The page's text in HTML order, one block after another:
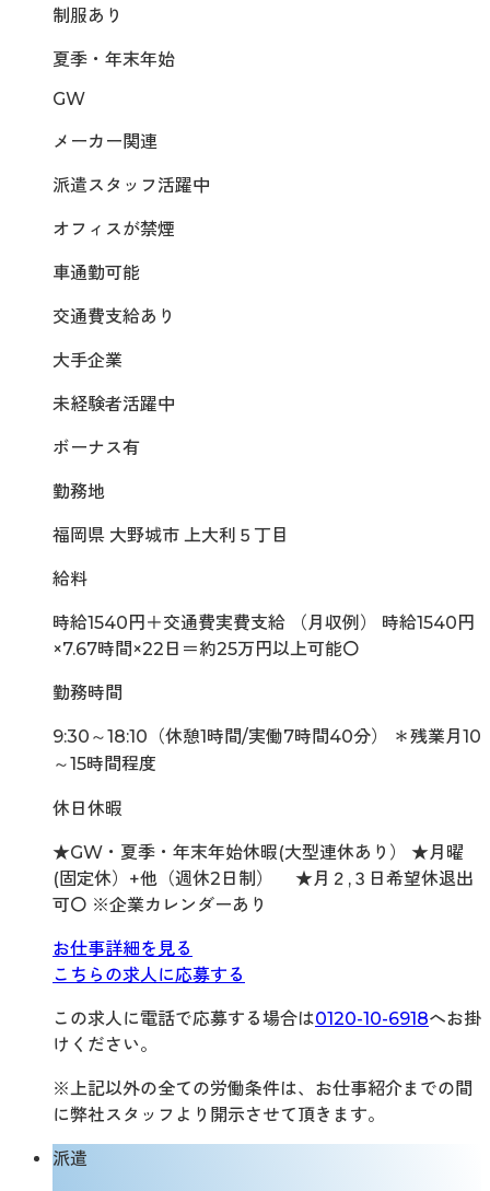
制服あり
夏季・年末年始
GW
メーカー関連
派遣スタッフ活躍中
オフィスが禁煙
車通勤可能
交通費支給あり
大手企業
未経験者活躍中
ボーナス有
勤務地
福岡県 大野城市 上大利５丁目
給料
時給1540円＋交通費実費支給 （月収例） 時給1540円
×7.67時間×22日＝約25万円以上可能〇
勤務時間
9:30～18:10（休憩1時間/実働7時間40分） ＊残業月10
～15時間程度
休日休暇
★GW・夏季・年末年始休暇(大型連休あり） ★月曜
(固定休）+他（週休2日制） ★月２,３日希望休退出
可〇 ※企業カレンダーあり
お仕事詳細を見る
こちらの求人に応募する
この求人に電話で応募する場合は0120-10-6918へお掛
けください。
※上記以外の全ての労働条件は、お仕事紹介までの間
に弊社スタッフより開示させて頂きます。
派遣